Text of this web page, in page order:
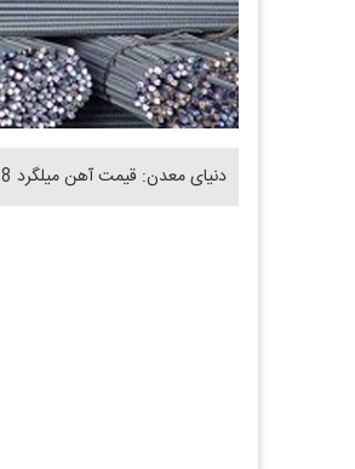
دنیای معدن: قیمت آهن میلگرد 1404/04/18